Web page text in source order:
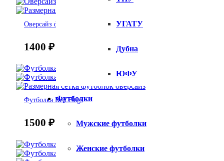
УГАТУ
Дубна
ЮФУ
Футболки
Мужские футболки
Женские футболки
Оверсайз футболка Red Flags
1400 ₽
Футболка Red Flags
1500 ₽